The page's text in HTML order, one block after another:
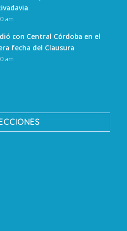
am
con Central Córdoba en el
fecha del Clausura
am